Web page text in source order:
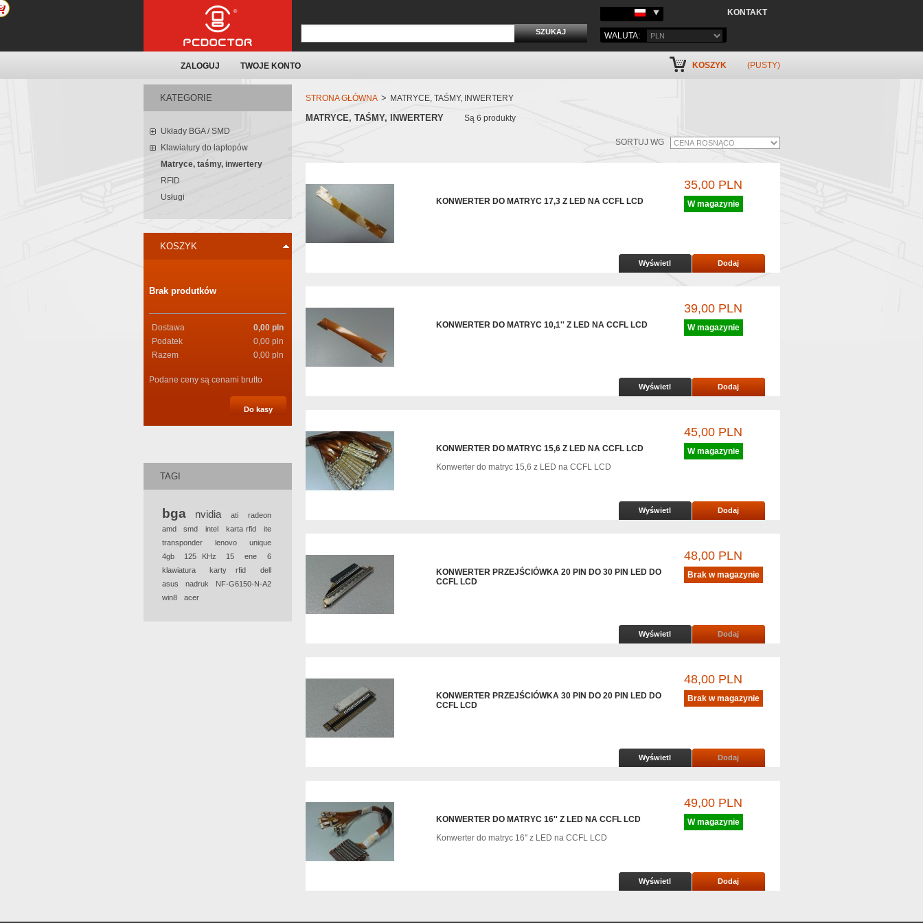
WALUTA:
KONTAKT
ZALOGUJ TWOJE KONTO KOSZYK (PUSTY)
KATEGORIE
Układy BGA / SMD
Klawiatury do laptopów
Matryce, taśmy, inwertery
RFID
Usługi
KOSZYK
Brak produtków
0,00 pln
Dostawa
0,00 pln
Podatek
0,00 pln
Razem
Podane ceny są cenami brutto
Do kasy
TAGI
bga nvidia ati
radeon
amd
smd intel karta rfid
ite
transponder
lenovo
unique
4gb
125 KHz 15 ene
6
klawiatura
karty rfid
dell
asus
nadruk
NF-G6150-N-A2
win8
acer
STRONA GŁÓWNA > MATRYCE, TAŚMY, INWERTERY
MATRYCE, TAŚMY, INWERTERY Są 6 produkty
SORTUJ WG
KONWERTER DO MATRYC 17,3 Z LED NA CCFL LCD
Dodaj
Wyświetl
35,00 PLN
W magazynie
KONWERTER DO MATRYC 10,1'' Z LED NA CCFL LCD
Dodaj
Wyświetl
39,00 PLN
W magazynie
KONWERTER DO MATRYC 15,6 Z LED NA CCFL LCD
Konwerter do matryc 15,6 z LED na CCFL LCD
Dodaj
Wyświetl
45,00 PLN
W magazynie
KONWERTER PRZEJŚCIÓWKA 20 PIN DO 30 PIN LED DO
CCFL LCD
Dodaj
Wyświetl
48,00 PLN
Brak w magazynie
KONWERTER PRZEJŚCIÓWKA 30 PIN DO 20 PIN LED DO
CCFL LCD
Dodaj
Wyświetl
48,00 PLN
Brak w magazynie
KONWERTER DO MATRYC 16'' Z LED NA CCFL LCD
Konwerter do matryc 16'' z LED na CCFL LCD
Dodaj
Wyświetl
49,00 PLN
W magazynie